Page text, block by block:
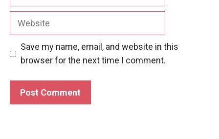
Website
Save my name, email, and website in this
browser for the next time I comment.